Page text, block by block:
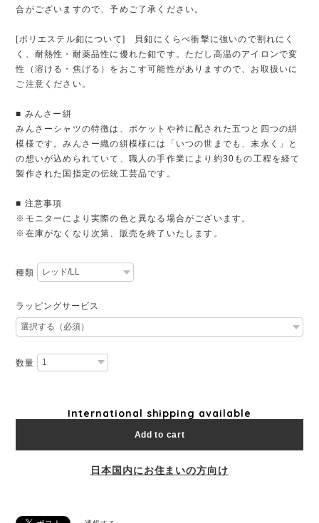
合がございますので、予めご了承ください。
[ポリエステル釦について] 貝釦にくらべ衝撃に強いので割れにく
く、耐熱性・耐薬品性に優れた釦です。ただし高温のアイロンで変
性（溶ける・焦げる）をおこす可能性がありますので、お取扱いに
ご注意ください。
■ みんさー絣
みんさーシャツの特徴は、ポケットや衿に配された五つと四つの絣
模様です。みんさー織の絣模様には「いつの世までも、末永く」と
の想いが込められていて、職人の手作業により約30もの工程を経て
製作された国指定の伝統工芸品です。
■ 注意事項
※モニターにより実際の色と異なる場合がございます。
※在庫がなくなり次第、販売を終了いたします。
種類
ラッピングサービス
数量
International shipping available
Add to cart
日本国内にお住まいの方向け